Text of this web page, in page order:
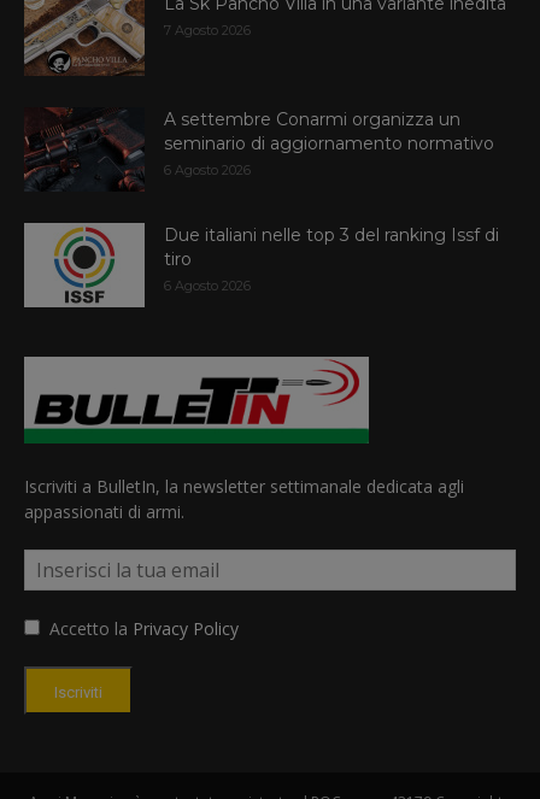
7 Agosto 2026
A settembre Conarmi organizza un
seminario di aggiornamento normativo
6 Agosto 2026
Due italiani nelle top 3 del ranking Issf di
tiro
6 Agosto 2026
Iscriviti a BulletIn, la newsletter settimanale dedicata agli
appassionati di armi.
Accetto la Privacy Policy
Iscriviti